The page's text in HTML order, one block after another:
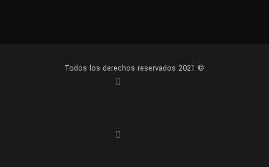
Todos los derechos reservados 2021 ©